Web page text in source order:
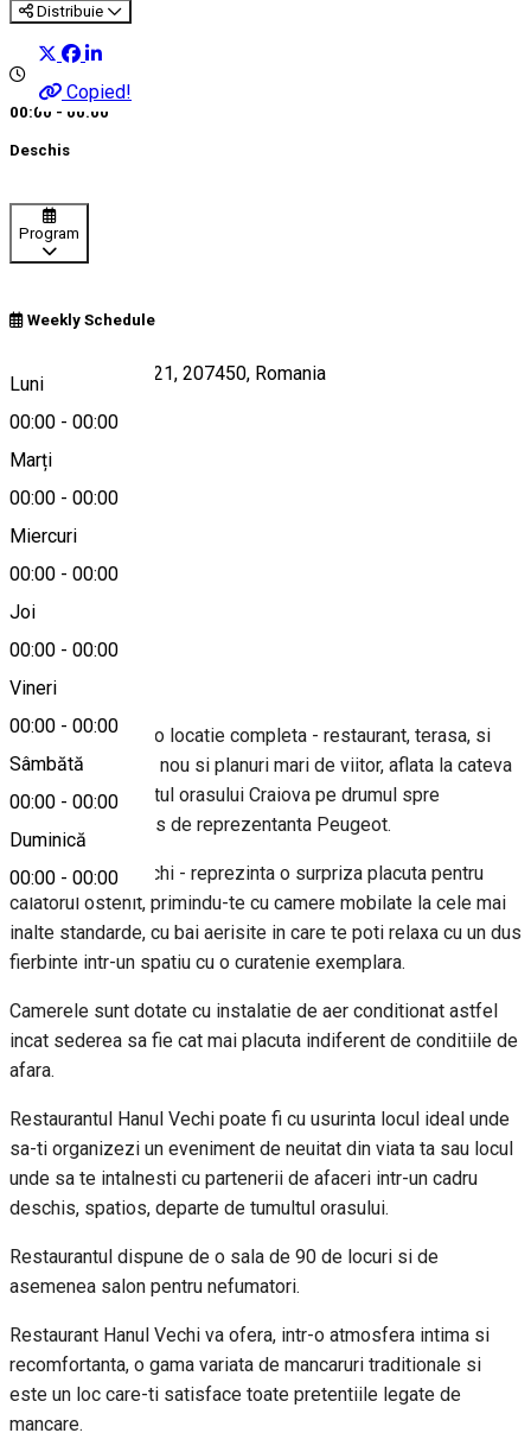
Distribuie
Copied!
00:00 - 00:00
Deschis
Program
Weekly Schedule
Luni
00:00 - 00:00
Marți
00:00 - 00:00
Miercuri
00:00 - 00:00
Joi
00:00 - 00:00
Vineri
00:00 - 00:00
Sâmbătă
00:00 - 00:00
Duminică
00:00 - 00:00
Calea București 121, 207450, Romania
Hartă
Despre
Hanul Vechi este o locatie completa - restaurant, terasa, si
hotel - cu un suflu nou si planuri mari de viitor, aflata la cateva
minute de zgomotul orasului Craiova pe drumul spre
Bucuresti vis-a-vis de reprezentanta Peugeot.
Motelul Hanul Vechi - reprezinta o surpriza placuta pentru
calatorul ostenit, primindu-te cu camere mobilate la cele mai
inalte standarde, cu bai aerisite in care te poti relaxa cu un dus
fierbinte intr-un spatiu cu o curatenie exemplara.
Camerele sunt dotate cu instalatie de aer conditionat astfel
incat sederea sa fie cat mai placuta indiferent de conditiile de
afara.
Restaurantul Hanul Vechi poate fi cu usurinta locul ideal unde
sa-ti organizezi un eveniment de neuitat din viata ta sau locul
unde sa te intalnesti cu partenerii de afaceri intr-un cadru
deschis, spatios, departe de tumultul orasului.
Restaurantul dispune de o sala de 90 de locuri si de
asemenea salon pentru nefumatori.
Restaurant Hanul Vechi va ofera, intr-o atmosfera intima si
recomfortanta, o gama variata de mancaruri traditionale si
este un loc care-ti satisface toate pretentiile legate de
mancare.